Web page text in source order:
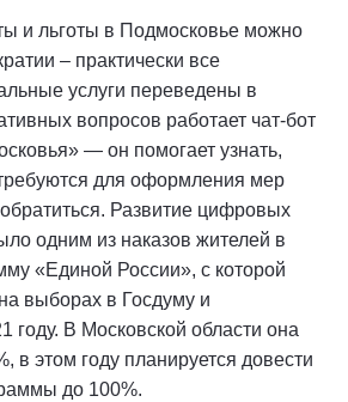
и льготы в Подмосковье можно
– практически все
услуги переведены в
вопросов работает чат-бот
— он помогает узнать,
для оформления мер
Развитие цифровых
одним из наказов жителей в
«Единой России», с которой
выборах в Госдуму и
году. В Московской области она
в этом году планируется довести
до 100%.